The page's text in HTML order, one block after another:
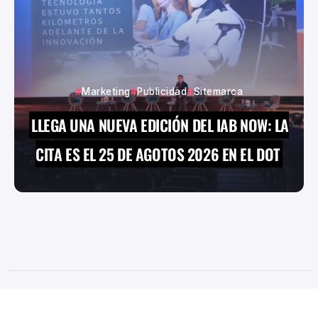
Marketing Publicidad Sitemarca
LLEGA UNA NUEVA EDICIÓN DEL IAB NOW: LA
CITA ES EL 25 DE AGOTOS 2026 EN EL DOT